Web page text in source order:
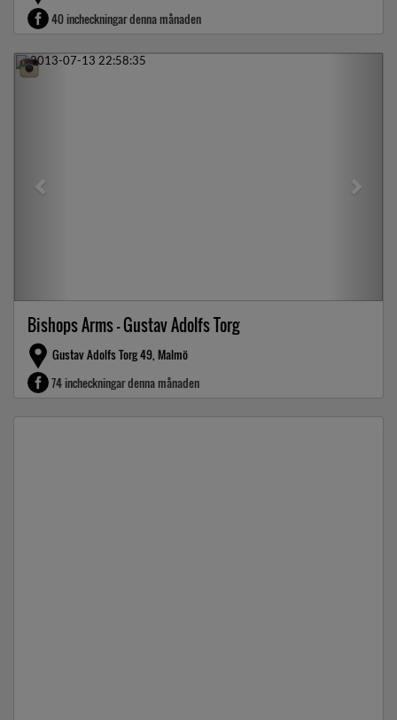
40 incheckningar denna månaden
Previous
Bishops Arms - Gustav Adolfs Torg
Gustav Adolfs Torg 49, Malmö
74 incheckningar denna månaden